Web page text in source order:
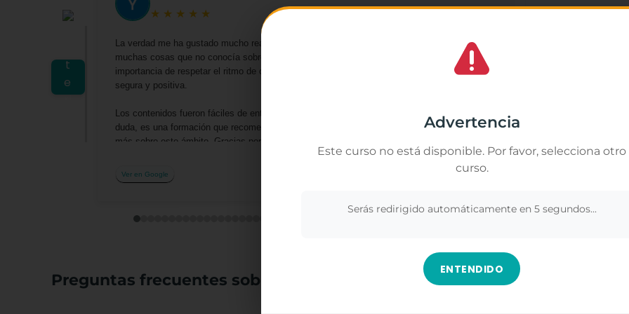
Gestionar el consentimiento de las cookies
mostrarte publicidad relacionada con tus preferencias en base a un perfil
a partir de tus hábitos de navegación (por ejemplo, páginas visitadas). Puedes
su uso pulsando el botón "Ver preferencias".
★ ★ ★ ★ ★
La verdad me ha gustado mucho realizar este curso. Me pareció muy interesante y aprendí
muchas cosas que no conocía sobre las actividades acuáticas para bebés, su desarrollo, la
importancia de respetar el ritmo de cada niño y cómo hacer que el agua sea una experiencia
segura y positiva.
Los contenidos fueron fáciles de entender y me ayudaron a ampliar mis conocimientos. Sin
duda, es una formación que recomendaría a cualquier persona que quiera trabajar o aprender
más sobre este ámbito. Gracias por la oportunidad de seguir formándome y creciendo
Ver en Google
Preguntas frecuentes sobre el curso
Advertencia
Este curso no está disponible. Por favor, selecciona otro
curso.
Serás redirigido automáticamente en 5segundos...
ENTENDIDO